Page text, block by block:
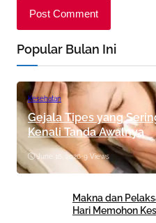
Popular Bulan Ini
Kesehatan
Gejala Tipes yang
Kenali Tanda Awalnya
June 16, 2026•9 Views
Makna dan
Hari Memohon